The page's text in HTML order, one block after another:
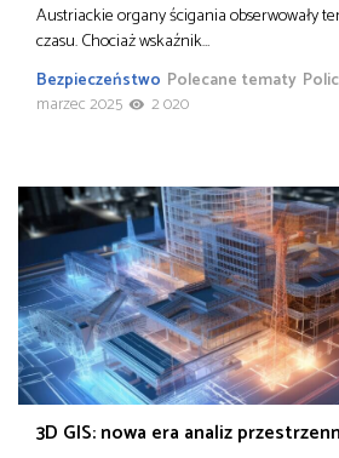
Austriackie organy ścigania obserwowały
czasu. Chociaż wskaźnik…
Bezpieczeństwo Polecane tematy
marzec 2025
2 020
3D GIS: nowa era analiz